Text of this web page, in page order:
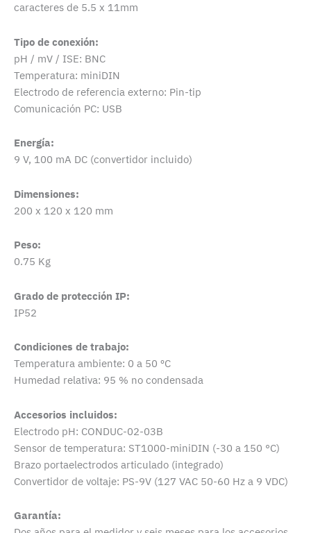
caracteres de 5.5 x 11mm
Tipo de conexión:
pH / mV / ISE: BNC
Temperatura: miniDIN
Electrodo de referencia externo: Pin-tip
Comunicación PC: USB
Energía:
9 V, 100 mA DC (convertidor incluido)
Dimensiones:
200 x 120 x 120 mm
Peso:
0.75 Kg
Grado de protección IP:
IP52
Condiciones de trabajo:
Temperatura ambiente: 0 a 50 ºC
Humedad relativa: 95 % no condensada
Accesorios incluidos:
Electrodo pH: CONDUC-02-03B
Sensor de temperatura: ST1000-miniDIN (-30 a 150 °C)
Brazo portaelectrodos articulado (integrado)
Convertidor de voltaje: PS-9V (127 VAC 50-60 Hz a 9 VDC)
Garantía: